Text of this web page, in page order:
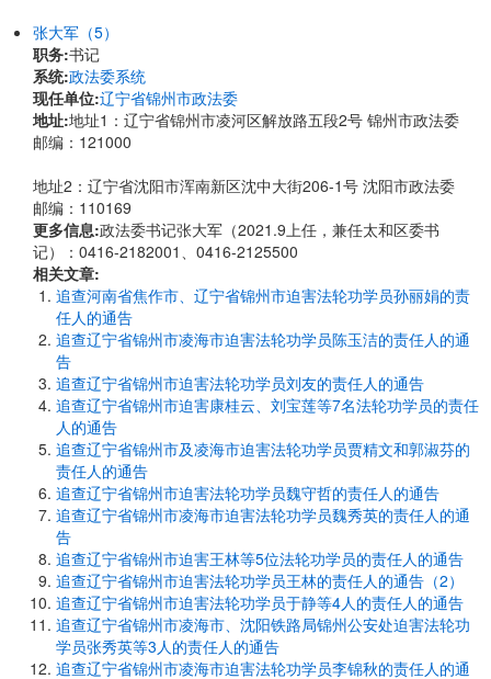
张大军（5）
职务:书记
系统:政法委系统
现任单位:辽宁省锦州市政法委
地址:地址1：辽宁省锦州市凌河区解放路五段2号 锦州市政法委
邮编：121000
地址2：辽宁省沈阳市浑南新区沈中大街206-1号 沈阳市政法委
邮编：110169
更多信息:政法委书记张大军（2021.9上任，兼任太和区委书
记）：0416-2182001、0416-2125500
相关文章:
追查河南省焦作市、辽宁省锦州市迫害法轮功学员孙丽娟的责
任人的通告
追查辽宁省锦州市凌海市迫害法轮功学员陈玉洁的责任人的通
告
追查辽宁省锦州市迫害法轮功学员刘友的责任人的通告
追查辽宁省锦州市迫害康桂云、刘宝莲等7名法轮功学员的责任
人的通告
追查辽宁省锦州市及凌海市迫害法轮功学员贾精文和郭淑芬的
责任人的通告
追查辽宁省锦州市迫害法轮功学员魏守哲的责任人的通告
追查辽宁省锦州市凌海市迫害法轮功学员魏秀英的责任人的通
告
追查辽宁省锦州市迫害王林等5位法轮功学员的责任人的通告
追查辽宁省锦州市迫害法轮功学员王林的责任人的通告（2）
追查辽宁省锦州市迫害法轮功学员于静等4人的责任人的通告
追查辽宁省锦州市凌海市、沈阳铁路局锦州公安处迫害法轮功
学员张秀英等3人的责任人的通告
追查辽宁省锦州市凌海市迫害法轮功学员李锦秋的责任人的通